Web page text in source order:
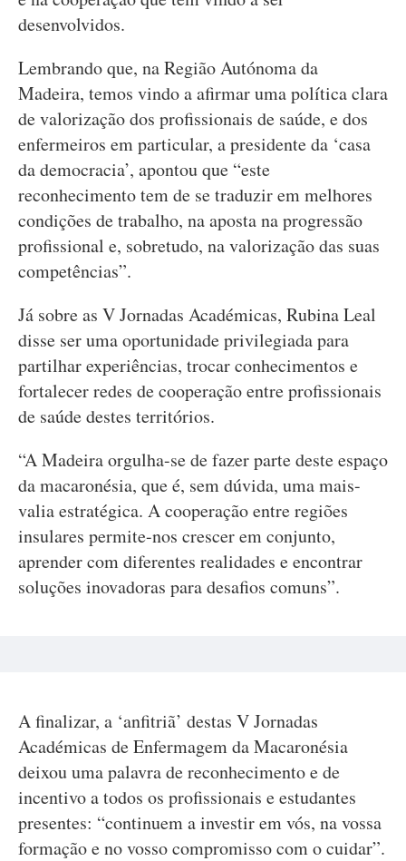
desenvolvidos.
Lembrando que, na Região Autónoma da
Madeira, temos vindo a afirmar uma política clara
de valorização dos profissionais de saúde, e dos
enfermeiros em particular, a presidente da ‘casa
da democracia’, apontou que “este
reconhecimento tem de se traduzir em melhores
condições de trabalho, na aposta na progressão
profissional e, sobretudo, na valorização das suas
competências”.
Já sobre as V Jornadas Académicas, Rubina Leal
disse ser uma oportunidade privilegiada para
partilhar experiências, trocar conhecimentos e
fortalecer redes de cooperação entre profissionais
de saúde destes territórios.
“A Madeira orgulha-se de fazer parte deste espaço
da macaronésia, que é, sem dúvida, uma mais-
valia estratégica. A cooperação entre regiões
insulares permite-nos crescer em conjunto,
aprender com diferentes realidades e encontrar
soluções inovadoras para desafios comuns”.
A finalizar, a ‘anfitriã’ destas V Jornadas
Académicas de Enfermagem da Macaronésia
deixou uma palavra de reconhecimento e de
incentivo a todos os profissionais e estudantes
presentes: “continuem a investir em vós, na vossa
formação e no vosso compromisso com o cuidar”.